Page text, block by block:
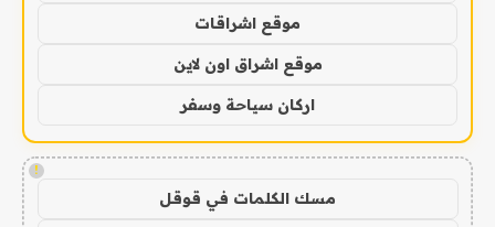
موقع اشراقات
موقع اشراق اون لاين
اركان سياحة وسفر
!
مسك الكلمات في قوقل